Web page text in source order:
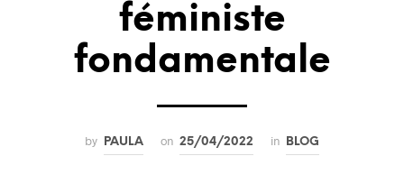
féministe
fondamentale
by PAULA on 25/04/2022 in BLOG